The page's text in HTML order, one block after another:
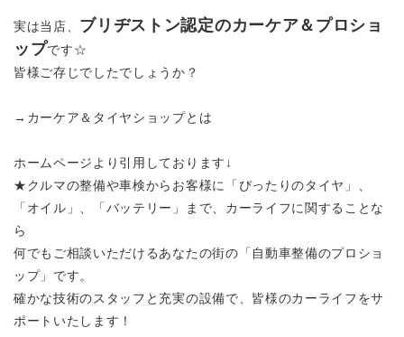
実は当店、 ブリヂストン認定のカーケア＆プロショ
ップです☆
皆様ご存じでしたでしょうか？
→ カーケア＆タイヤショップとは
ホームページより引用しております↓
★クルマの整備や車検からお客様に「ぴったりのタイヤ」、
「オイル」、「バッテリー」まで、カーライフに関することな
ら
何でもご相談いただけるあなたの街の「自動車整備のプロショ
ップ」です。
確かな技術のスタッフと充実の設備で、皆様のカーライフをサ
ポートいたします！